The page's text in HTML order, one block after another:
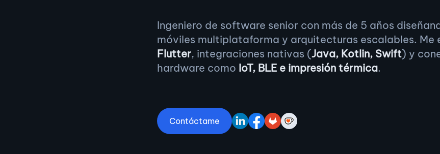
Ingeniero de software senior con más de 5 años
móviles multiplataforma y arquitecturas escalables. Me
Flutter, integraciones nativas (Java, Kotlin, Swift) y
hardware como IoT, BLE e impresión térmica.
Contáctame